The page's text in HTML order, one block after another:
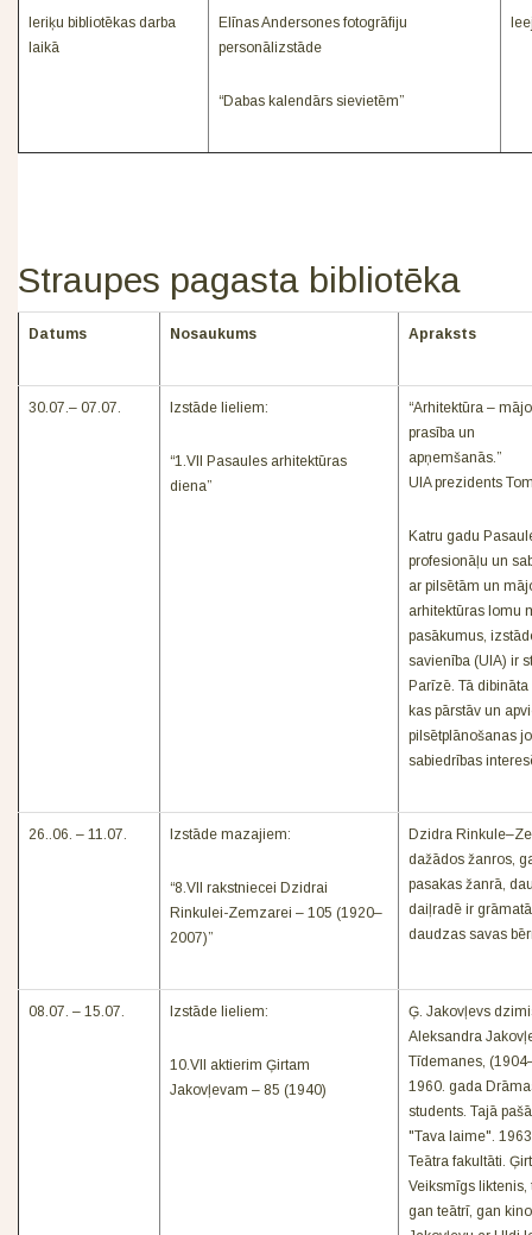
Ieriķu bibliotēkas darba
laikā
Elīnas Andersones fotogrāfiju
personālizstāde
“Dabas kalendārs sievietēm”
Straupes pagasta bibliotēka
Datums Nosaukums Apraksts
30.07.– 07.07. Izstāde lieliem:
“1.VII Pasaules arhitektūras
diena”
“Arhitektūra –
prasība un
UIA prezidents
Katru gadu
profesionāļu un
ar pilsētām un
arhitektūras lomu
pasākumus,
savienība (UIA) ir
Parīzē. Tā
kas pārstāv un
pilsētplānošanas
sabiedrības
26..06. – 11.07. Izstāde mazajiem:
“8.VII rakstniecei Dzidrai
Rinkulei-Zemzarei – 105 (1920–
2007)”
Dzidra
dažādos žanros,
pasakas žanrā,
daiļradē ir
daudzas savas
08.07. – 15.07. Izstāde lieliem:
10.VII aktierim Ģirtam
Jakovļevam – 85 (1940)
Ģ. Jakovļevs
Aleksandra
Tīdemanes,
1960. gada
students. Tajā
"Tava laime".
Teātra fakultāti.
Veiksmīgs
gan teātrī, gan